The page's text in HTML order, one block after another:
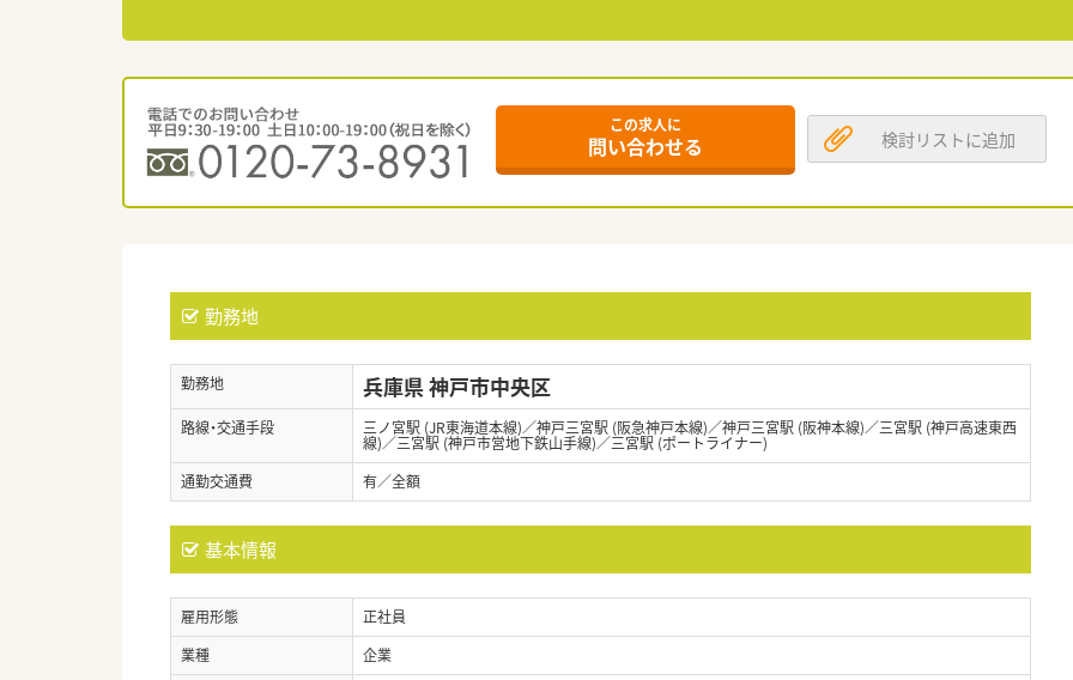
この求人に
問い合わせる 検討リストに追加
勤務地
勤務地 兵庫県 神戸市中央区
路線・交通手段 三ノ宮駅 (JR東海道本線)／神戸三宮駅 (阪急神戸本線)／神戸三宮駅 (阪神本線)／三宮駅 (神戸高速東西
線)／三宮駅 (神戸市営地下鉄山手線)／三宮駅 (ポートライナー)
通勤交通費
有／全額
基本情報
雇用形態
正社員
業種
企業